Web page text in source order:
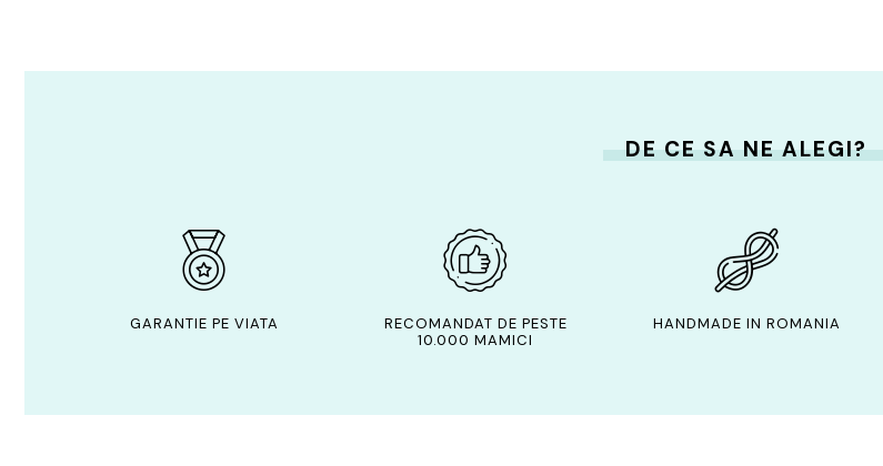
DE CE SA NE ALEGI?
GARANTIE PE VIATA
RECOMANDAT DE PESTE
10.000 MAMICI
HANDMADE IN ROMANIA